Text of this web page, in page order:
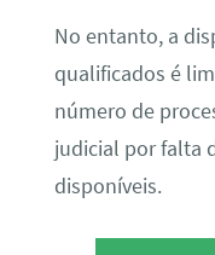
No entanto, a
qualificados é
número de
judicial por falta
disponíveis.